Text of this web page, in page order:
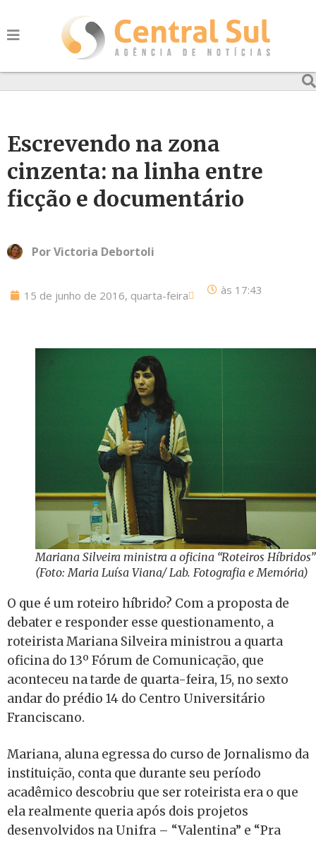
Escrevendo na zona
cinzenta: na linha entre
ficção e documentário
PorVictoria Debortoli
15 de junho de 2016, quarta-feira às 17:43
Mariana Silveira ministra a oficina “Roteiros Híbridos”
(Foto: Maria Luísa Viana/ Lab. Fotografia e Memória)
O que é um roteiro híbrido? Com a proposta de
debater e responder esse questionamento, a
roteirista Mariana Silveira ministrou a quarta
oficina do 13º Fórum de Comunicação, que
aconteceu na tarde de quarta-feira, 15, no sexto
andar do prédio 14 do Centro Universitário
Franciscano.
Mariana, aluna egressa do curso de Jornalismo da
instituição, conta que durante seu período
acadêmico descobriu que ser roteirista era o que
ela realmente queria após dois projetos
desenvolvidos na Unifra – “Valentina” e “Pra